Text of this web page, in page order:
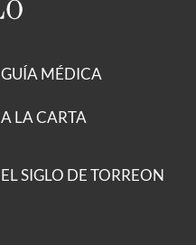
GUÍA MÉDICA
A LA CARTA
EL SIGLO DE TORREON